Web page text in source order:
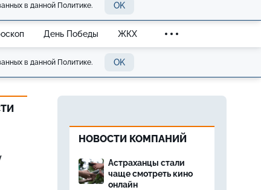
в данной Политике. OK
День Победы ЖКХ
в данной Политике. OK
НОВОСТИ КОМПАНИЙ
Астраханцы стали
чаще смотреть кино
онлайн